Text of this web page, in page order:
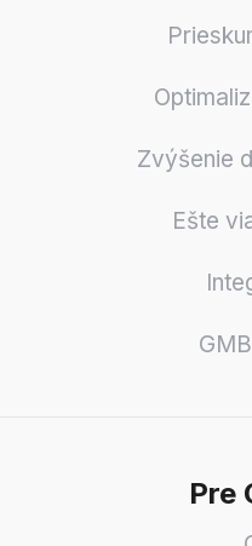
Zvýšenie
Ešte
Pre